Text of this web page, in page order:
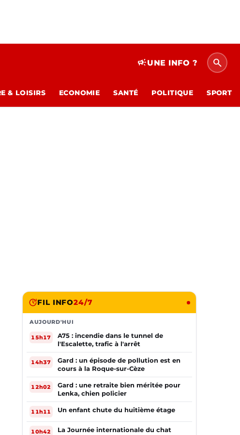
campaignUNE INFO ? search
& LOISIRS ECONOMIE SANTÉ POLITIQUE SPORT
FIL INFO24/7
AUJOURD'HUI
15h17
A75 : incendie dans le tunnel de
l'Escalette, trafic à l'arrêt
14h37
Gard : un épisode de pollution est en
cours à la Roque-sur-Cèze
12h02
Gard : une retraite bien méritée pour
Lenka, chien policier
11h11 Un enfant chute du huitième étage
10h42
La Journée internationale du chat